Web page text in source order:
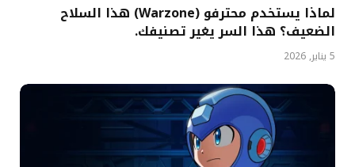
لماذا يستخدم محترفو (Warzone) هذا السلاح
الضعيف؟ هذا السر يغير تصنيفك.
5 يناير, 2026